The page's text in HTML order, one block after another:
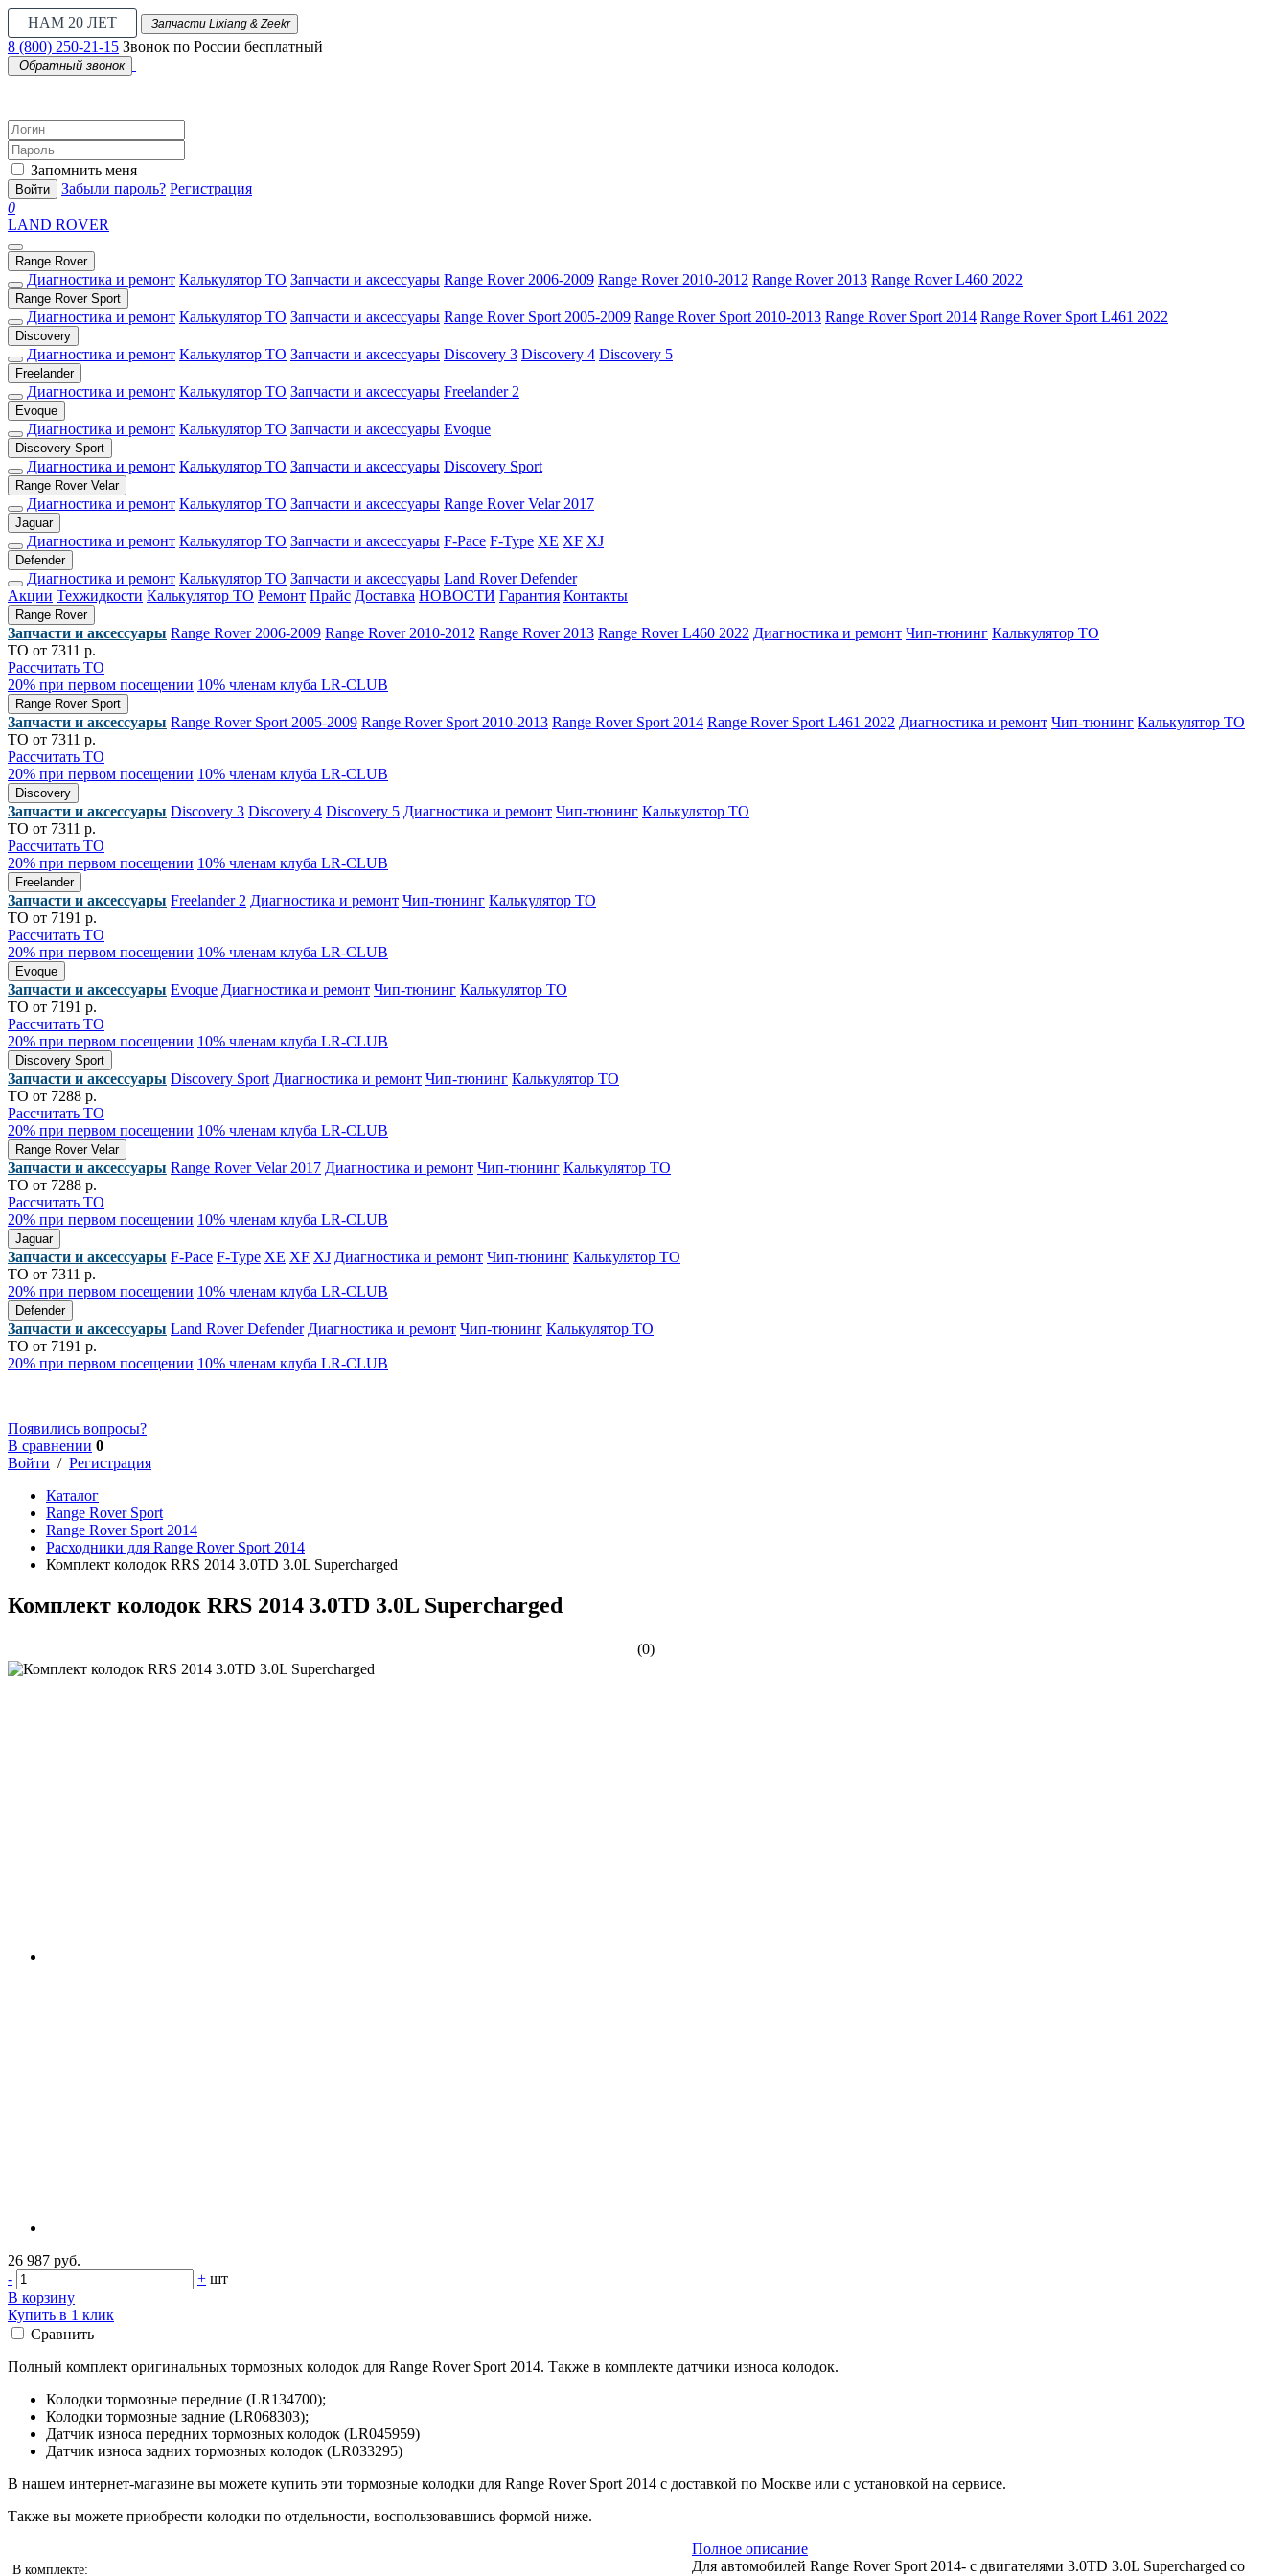
НАМ 20 ЛЕТ Запчасти Lixiang & Zeekr
8 (800) 250-21-15 Звонок по России бесплатный
Обратный звонок
Запомнить меня
Войти Забыли пароль? Регистрация
0
LAND ROVER
Range Rover
Диагностика и ремонт Калькулятор ТО Запчасти и аксессуары Range Rover 2006-2009 Range Rover 2010-2012 Range Rover 2013 Range Rover L460 2022
Range Rover Sport
Диагностика и ремонт Калькулятор ТО Запчасти и аксессуары Range Rover Sport 2005-2009 Range Rover Sport 2010-2013 Range Rover Sport 2014 Range Rover Sport L461 2022
Discovery
Диагностика и ремонт Калькулятор ТО Запчасти и аксессуары Discovery 3 Discovery 4 Discovery 5
Freelander
Диагностика и ремонт Калькулятор ТО Запчасти и аксессуары Freelander 2
Evoque
Диагностика и ремонт Калькулятор ТО Запчасти и аксессуары Evoque
Discovery Sport
Диагностика и ремонт Калькулятор ТО Запчасти и аксессуары Discovery Sport
Range Rover Velar
Диагностика и ремонт Калькулятор ТО Запчасти и аксессуары Range Rover Velar 2017
Jaguar
Диагностика и ремонт Калькулятор ТО Запчасти и аксессуары F-Pace F-Type XE XF XJ
Defender
Диагностика и ремонт Калькулятор ТО Запчасти и аксессуары Land Rover Defender
Акции Техжидкости Калькулятор ТО Ремонт Прайс Доставка НОВОСТИ Гарантия Контакты
Range Rover
Запчасти и аксессуары Range Rover 2006-2009 Range Rover 2010-2012 Range Rover 2013 Range Rover L460 2022 Диагностика и ремонт Чип-тюнинг Калькулятор ТО
ТО от 7311 р.
Рассчитать ТО
20% при первом посещении 10% членам клуба LR-CLUB
Range Rover Sport
Запчасти и аксессуары Range Rover Sport 2005-2009 Range Rover Sport 2010-2013 Range Rover Sport 2014 Range Rover Sport L461 2022 Диагностика и ремонт Чип-тюнинг Калькулятор ТО
ТО от 7311 р.
Рассчитать ТО
20% при первом посещении 10% членам клуба LR-CLUB
Discovery
Запчасти и аксессуары Discovery 3 Discovery 4 Discovery 5 Диагностика и ремонт Чип-тюнинг Калькулятор ТО
ТО от 7311 р.
Рассчитать ТО
20% при первом посещении 10% членам клуба LR-CLUB
Freelander
Запчасти и аксессуары Freelander 2 Диагностика и ремонт Чип-тюнинг Калькулятор ТО
ТО от 7191 р.
Рассчитать ТО
20% при первом посещении 10% членам клуба LR-CLUB
Evoque
Запчасти и аксессуары Evoque Диагностика и ремонт Чип-тюнинг Калькулятор ТО
ТО от 7191 р.
Рассчитать ТО
20% при первом посещении 10% членам клуба LR-CLUB
Discovery Sport
Запчасти и аксессуары Discovery Sport Диагностика и ремонт Чип-тюнинг Калькулятор ТО
ТО от 7288 р.
Рассчитать ТО
20% при первом посещении 10% членам клуба LR-CLUB
Range Rover Velar
Запчасти и аксессуары Range Rover Velar 2017 Диагностика и ремонт Чип-тюнинг Калькулятор ТО
ТО от 7288 р.
Рассчитать ТО
20% при первом посещении 10% членам клуба LR-CLUB
Jaguar
Запчасти и аксессуары F-Pace F-Type XE XF XJ Диагностика и ремонт Чип-тюнинг Калькулятор ТО
ТО от 7311 р.
20% при первом посещении 10% членам клуба LR-CLUB
Defender
Запчасти и аксессуары Land Rover Defender Диагностика и ремонт Чип-тюнинг Калькулятор ТО
ТО от 7191 р.
20% при первом посещении 10% членам клуба LR-CLUB
Появились вопросы?
В сравнении 0
Войти / Регистрация
Каталог
Range Rover Sport
Range Rover Sport 2014
Расходники для Range Rover Sport 2014
Комплект колодок RRS 2014 3.0TD 3.0L Supercharged
Комплект колодок RRS 2014 3.0TD 3.0L Supercharged
(0)
26 987 руб.
-
+ шт
В корзину
Купить в 1 клик
Сравнить
Полный комплект оригинальных тормозных колодок для Range Rover Sport 2014. Также в комплекте датчики износа колодок.
Колодки тормозные передние (LR134700);
Колодки тормозные задние (LR068303);
Датчик износа передних тормозных колодок (LR045959)
Датчик износа задних тормозных колодок (LR033295)
В нашем интернет-магазине вы можете купить эти тормозные колодки для Range Rover Sport 2014 с доставкой по Москве или с установкой на сервисе.
Также вы можете приобрести колодки по отдельности, воспользовавшись формой ниже.
В комплекте:
Полное описание
Для автомобилей Range Rover Sport 2014- с двигателями 3.0TD 3.0L Supercharged со